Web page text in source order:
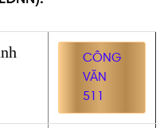
CÔNG
VĂN
511